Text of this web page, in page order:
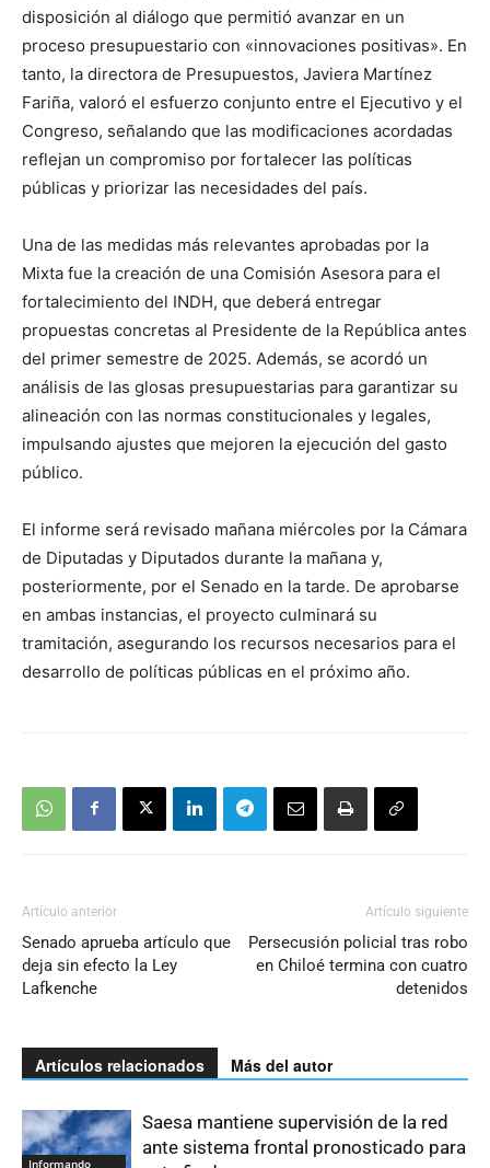
disposición al diálogo que permitió avanzar en un
proceso presupuestario con «innovaciones positivas». En
tanto, la directora de Presupuestos, Javiera Martínez
Fariña, valoró el esfuerzo conjunto entre el Ejecutivo y el
Congreso, señalando que las modificaciones acordadas
reflejan un compromiso por fortalecer las políticas
públicas y priorizar las necesidades del país.
Una de las medidas más relevantes aprobadas por la
Mixta fue la creación de una Comisión Asesora para el
fortalecimiento del INDH, que deberá entregar
propuestas concretas al Presidente de la República antes
del primer semestre de 2025. Además, se acordó un
análisis de las glosas presupuestarias para garantizar su
alineación con las normas constitucionales y legales,
impulsando ajustes que mejoren la ejecución del gasto
público.
El informe será revisado mañana miércoles por la Cámara
de Diputadas y Diputados durante la mañana y,
posteriormente, por el Senado en la tarde. De aprobarse
en ambas instancias, el proyecto culminará su
tramitación, asegurando los recursos necesarios para el
desarrollo de políticas públicas en el próximo año.
Artículo anterior
Senado aprueba artículo que
deja sin efecto la Ley
Lafkenche
Artículo siguiente
Persecusión policial tras robo
en Chiloé termina con cuatro
detenidos
Artículos relacionados Más del autor
Informando
Saesa mantiene supervisión de la red
ante sistema frontal pronosticado para